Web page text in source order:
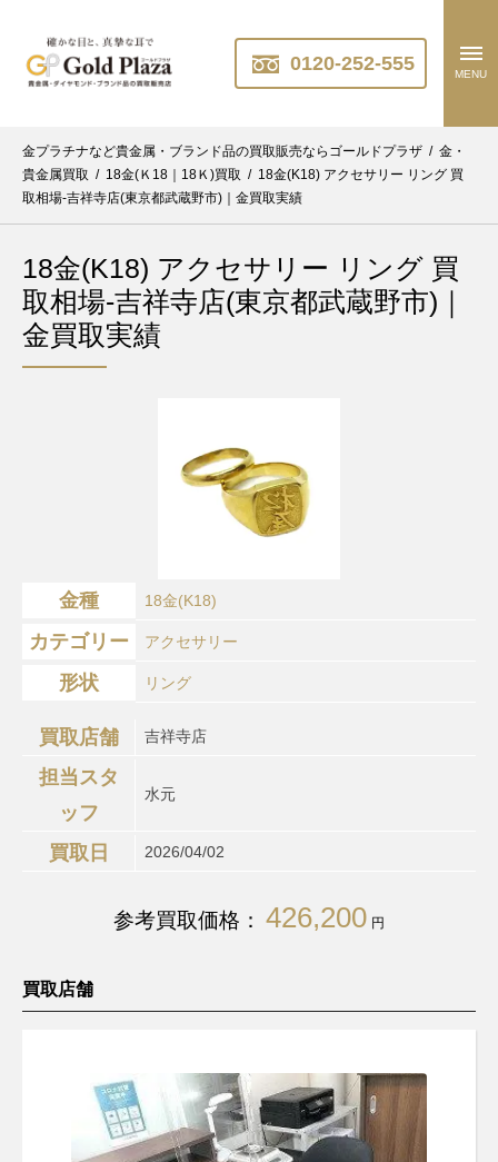
0120-252-555 MENU
金プラチナなど貴金属・ブランド品の買取販売ならゴールドプラザ / 金・
貴金属買取 / 18金(Ｋ18｜18Ｋ)買取 / 18金(K18) アクセサリー リング 買
取相場-吉祥寺店(東京都武蔵野市)｜金買取実績
18金(K18) アクセサリー リング 買
取相場-吉祥寺店(東京都武蔵野市)｜
金買取実績
金種 18金(K18)
カテゴリー アクセサリー
形状 リング
買取店舗 吉祥寺店
担当スタ
ッフ
水元
買取日 2026/04/02
参考買取価格： 426,200 円
買取店舗